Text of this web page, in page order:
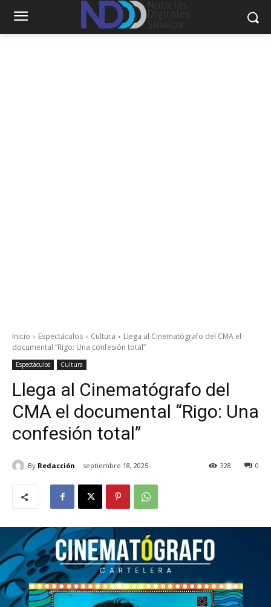
Inicio Espectáculos Cultura
Llega al Cinematógrafo del CMA el
documental “Rigo: Una confesión total”
Espectáculos Cultura
Llega al Cinematógrafo del
CMA el documental “Rigo: Una
confesión total”
By Redacción septiembre 18, 2025 0
328